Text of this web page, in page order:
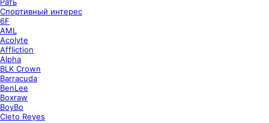
Спортивный интерес
6F
AML
Acolyte
Affliction
Alpha
BLK Crown
Barracuda
BenLee
Boxraw
BoyBo
Cleto Reyes